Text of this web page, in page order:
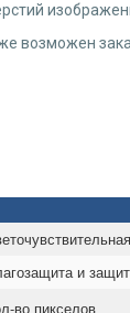
возможен
и
во пикселов